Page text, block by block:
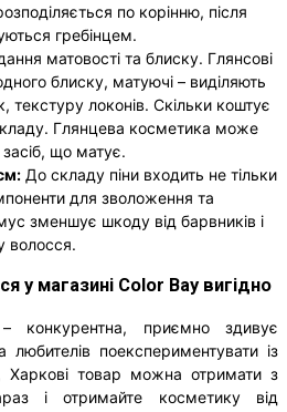
по корінню, після
гребінцем.
матовості та блиску. Глянсові
блиску, матуючі – виділяють
текстуру локонів. Скільки коштує
Глянцева косметика може
що матує.
До складу піни входить не тільки
для зволоження та
зменшує шкоду від барвників і
волосся.
у магазині Color Bay вигідно
конкурентна, приємно здивує
любителів поекспериментувати із
Харкові товар можна отримати з
і отримайте косметику від